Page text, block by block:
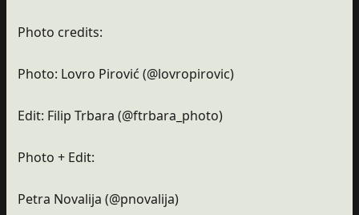
Photo credits:
Photo: Lovro Pirović (@lovropirovic)
Edit: Filip Trbara (@ftrbara_photo)
Photo + Edit:
Petra Novalija (@pnovalija)